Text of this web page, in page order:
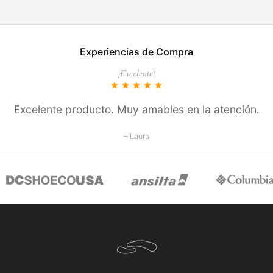
Experiencias de Compra
¡Excelente!
star star star star star
Excelente producto. Muy amables en la atención.
– Laura